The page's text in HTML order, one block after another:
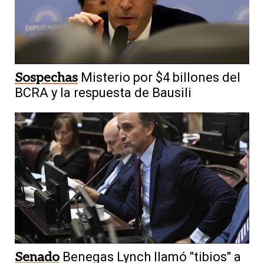
Sospechas Misterio por $4 billones del
BCRA y la respuesta de Bausili
Senado Benegas Lynch llamó "tibios" a